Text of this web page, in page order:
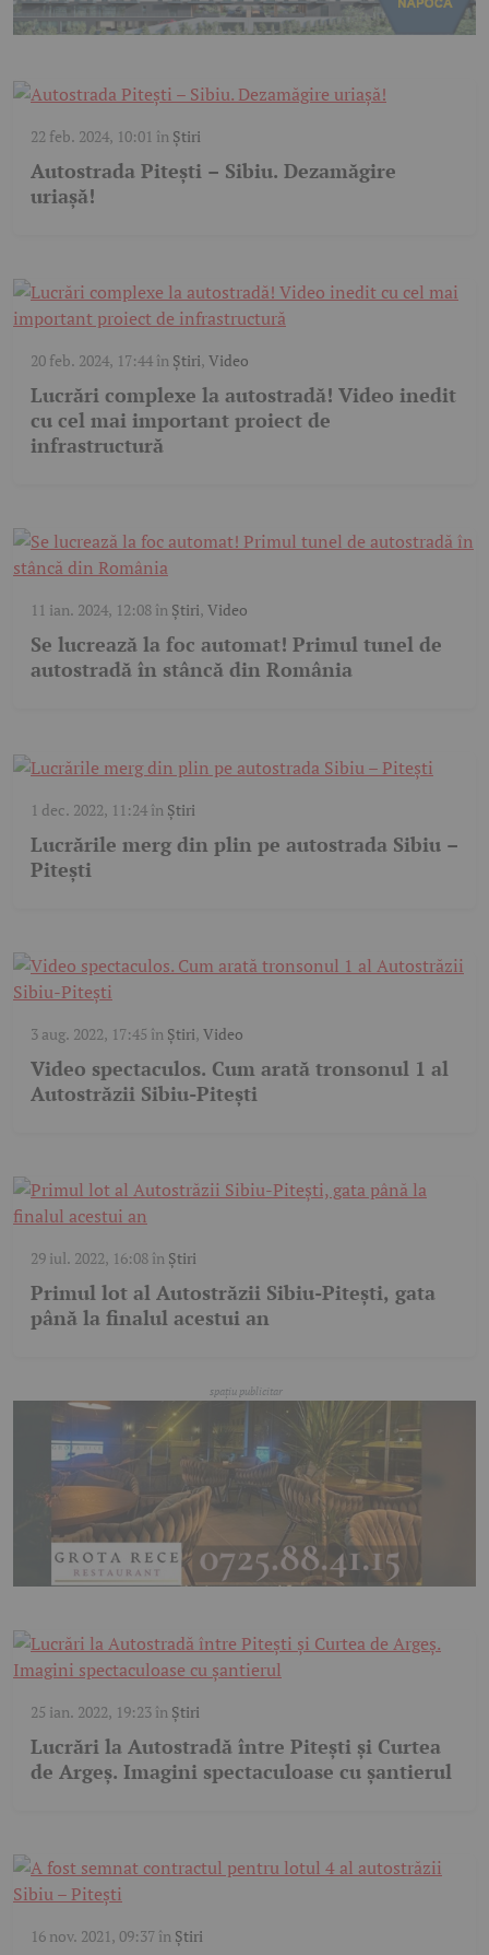
22 feb. 2024, 10:01 în Știri
Autostrada Pitești – Sibiu. Dezamăgire
uriașă!
20 feb. 2024, 17:44 în Știri, Video
Lucrări complexe la autostradă! Video inedit
cu cel mai important proiect de
infrastructură
11 ian. 2024, 12:08 în Știri, Video
Se lucrează la foc automat! Primul tunel de
autostradă în stâncă din România
1 dec. 2022, 11:24 în Știri
Lucrările merg din plin pe autostrada Sibiu –
Pitești
3 aug. 2022, 17:45 în Știri, Video
Video spectaculos. Cum arată tronsonul 1 al
Autostrăzii Sibiu-Pitești
29 iul. 2022, 16:08 în Știri
Primul lot al Autostrăzii Sibiu-Piteşti, gata
până la finalul acestui an
25 ian. 2022, 19:23 în Știri
Lucrări la Autostradă între Pitești și Curtea
de Argeș. Imagini spectaculoase cu șantierul
16 nov. 2021, 09:37 în Știri